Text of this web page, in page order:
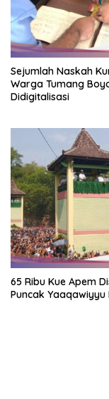
Sejumlah Naskah
Warga Tumang
Didigitalisasi
65 Ribu Kue Apem
Puncak Yaaqawiyyu